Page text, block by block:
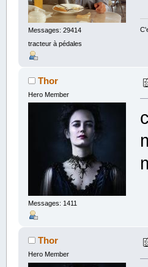
Messages: 29414
tracteur à pédales
Thor
Hero Member
Messages: 1411
Thor
Hero Member